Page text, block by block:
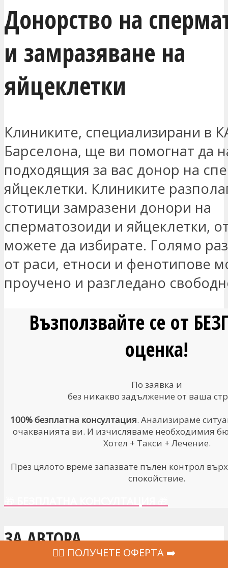
Донорство на
и замразяване на
яйцеклетки
Клиниките, специализирани в
Барселона, ще ви помогнат да
подходящия за вас донор на
яйцеклетки. Клиниките
стотици замразени донори на
сперматозоиди и яйцеклетки,
можете да избирате. Голямо
от раси, етноси и фенотипове
проучено и разгледано
Възползвайте се от
оценка!
По заявка и
без никакво задължение от ваша
100% безплатна консултация. Анализираме
очакванията ви. И изчисляваме необходимия
Хотел + Такси + Лечение.
През цялото време запазвате пълен контрол
спокойствие.
ЗА АВТОРА
‍👩‍⚕ ПОЛУЧЕТЕ ОФЕРТА ➡️